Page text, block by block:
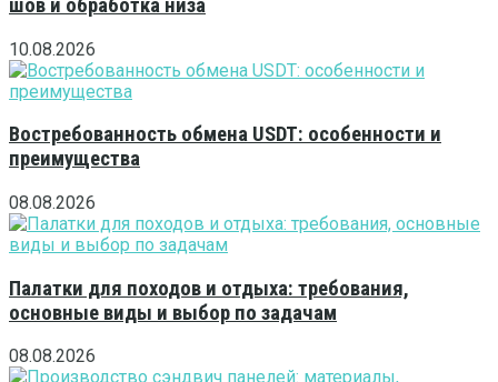
шов и обработка низа
10.08.2026
Востребованность обмена USDT: особенности и
преимущества
08.08.2026
Палатки для походов и отдыха: требования,
основные виды и выбор по задачам
08.08.2026